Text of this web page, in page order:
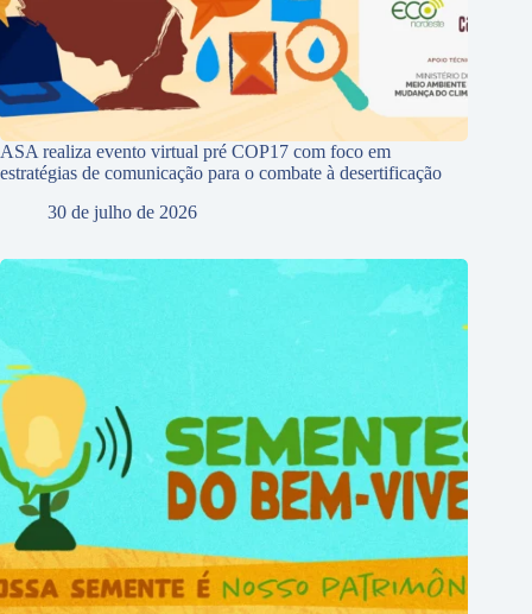
ASA realiza evento virtual pré COP17 com foco em
estratégias de comunicação para o combate à desertificação
30 de julho de 2026